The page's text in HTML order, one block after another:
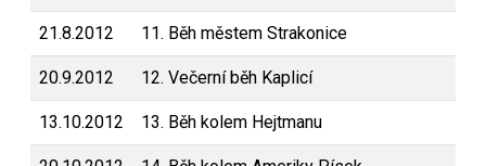
21.8.2012 11. Běh městem Strakonice
20.9.2012 12. Večerní běh Kaplicí
13.10.2012 13. Běh kolem Hejtmanu